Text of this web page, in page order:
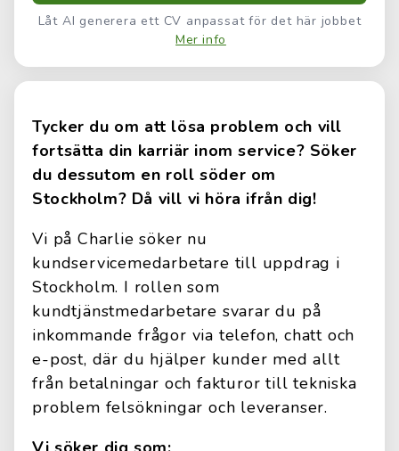
Låt AI generera ett CV anpassat för det här jobbet
Mer info
Tycker du om att lösa problem och vill
fortsätta din karriär inom service? Söker
du dessutom en roll söder om
Stockholm? Då vill vi höra ifrån dig!
Vi på Charlie söker nu
kundservicemedarbetare till uppdrag i
Stockholm. I rollen som
kundtjänstmedarbetare svarar du på
inkommande frågor via telefon, chatt och
e-post, där du hjälper kunder med allt
från betalningar och fakturor till tekniska
problem felsökningar och leveranser.